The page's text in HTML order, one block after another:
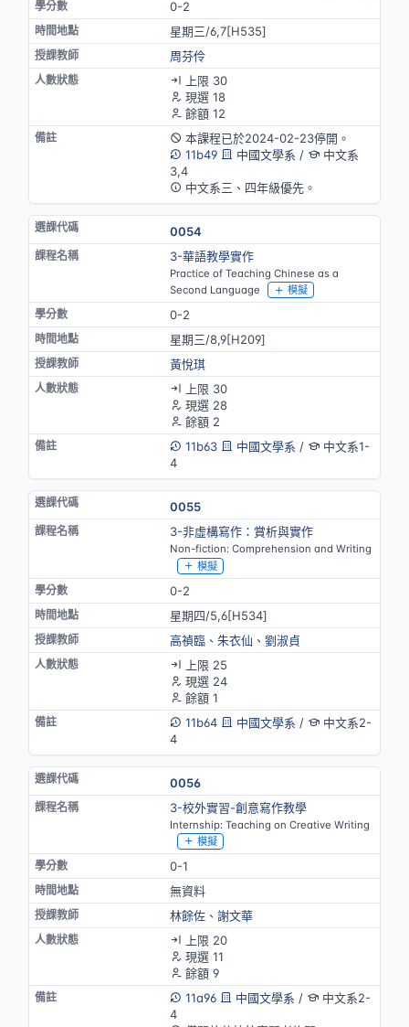
0-2
星期三/6,7[H535]
周芬伶
上限 30
現選 18
餘額 12
本課程已於2024-02-23停開。
11b49
中國文學系 /
中文系
3,4
中文系三、四年級優先。
0054
3-華語教學實作
Practice of Teaching Chinese as a
Second Language
模擬
0-2
星期三/8,9[H209]
黃悅琪
上限 30
現選 28
餘額 2
11b63
中國文學系 /
中文系1-
4
0055
3-非虛構寫作：賞析與實作
Non-fiction: Comprehension and Writing
模擬
0-2
星期四/5,6[H534]
高禎臨、 朱衣仙 、 劉淑貞
上限 25
現選 24
餘額 1
11b64
中國文學系 /
中文系2-
4
0056
3-校外實習-創意寫作教學
Internship: Teaching on Creative Writing
模擬
0-1
無資料
林餘佐、 謝文華
上限 20
現選 11
餘額 9
11a96
中國文學系 /
中文系2-
4